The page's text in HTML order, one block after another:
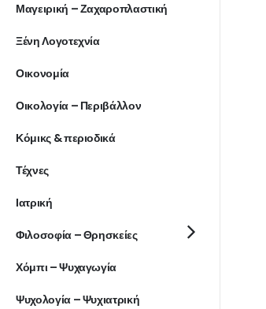
Μαγειρική – Ζαχαροπλαστική
Ξένη Λογοτεχνία
Οικονομία
Οικολογία – Περιβάλλον
Κόμικς & περιοδικά
Τέχνες
Ιατρική
Φιλοσοφία – Θρησκείες
Χόμπι – Ψυχαγωγία
Ψυχολογία – Ψυχιατρική